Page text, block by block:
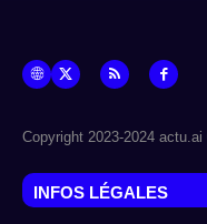
INFOS LÉGALES